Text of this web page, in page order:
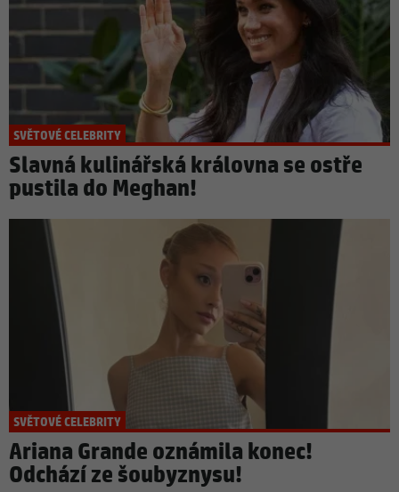
SVĚTOVÉ CELEBRITY
Slavná kulinářská královna se ostře
pustila do Meghan!
SVĚTOVÉ CELEBRITY
Ariana Grande oznámila konec!
Odchází ze šoubyznysu!